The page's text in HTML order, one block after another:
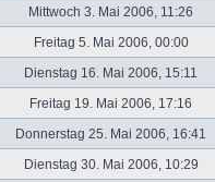
Mittwoch 3. Mai 2006, 11:26
Freitag 5. Mai 2006, 00:00
Dienstag 16. Mai 2006, 15:11
Freitag 19. Mai 2006, 17:16
Donnerstag 25. Mai 2006, 16:41
Dienstag 30. Mai 2006, 10:29